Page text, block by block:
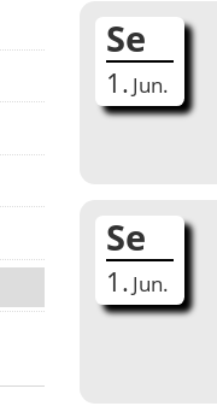
Se
1. Jun.
Se
1. Jun.